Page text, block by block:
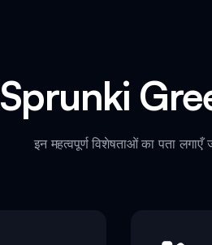
Sprunki
इन महत्वपूर्ण विशेषताओं का पता